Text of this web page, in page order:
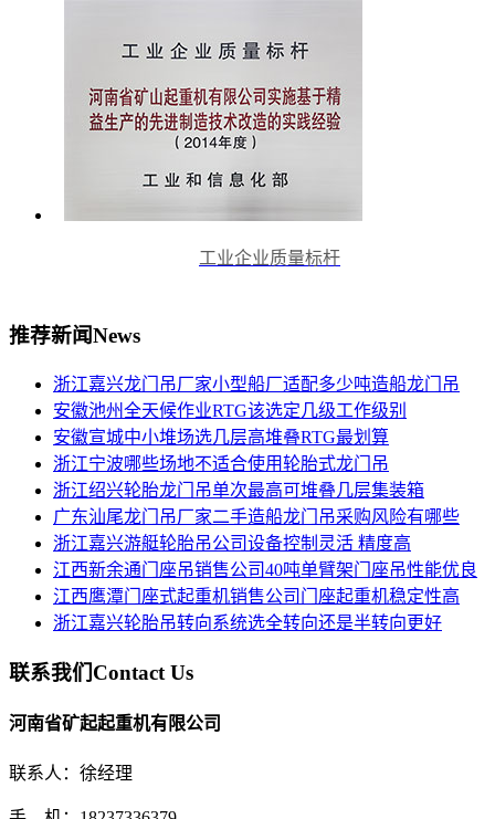
工业企业质量标杆
推荐新闻News
浙江嘉兴龙门吊厂家小型船厂适配多少吨造船龙门吊
安徽池州全天候作业RTG该选定几级工作级别
安徽宣城中小堆场选几层高堆叠RTG最划算
浙江宁波哪些场地不适合使用轮胎式龙门吊
浙江绍兴轮胎龙门吊单次最高可堆叠几层集装箱
广东汕尾龙门吊厂家二手造船龙门吊采购风险有哪些
浙江嘉兴游艇轮胎吊公司设备控制灵活 精度高
江西新余通门座吊销售公司40吨单臂架门座吊性能优良
江西鹰潭门座式起重机销售公司门座起重机稳定性高
浙江嘉兴轮胎吊转向系统选全转向还是半转向更好
联系我们Contact Us
河南省矿起起重机有限公司
联系人：徐经理